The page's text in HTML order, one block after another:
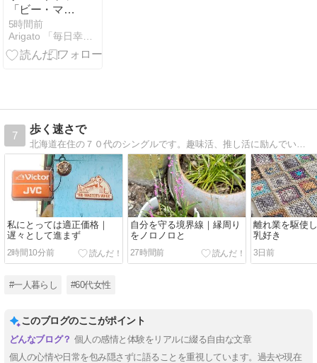
「ビー・マ
イ・ベイビ
ー」Be My
Baby, The
5時間前
Arigato 「毎日幸せを感じる」懐かしい曲、思い出、終活
7
歩く速さで
北海道在住の７０代のシングルです。趣味活、推し活に励んでいます。
私にとっては適正価格｜
遅々として進まず
2時間10分前
自分を守る境界線｜縁周り
をノロノロと
27時間前
離れ業を駆使
乳好き
3日前
#一人暮らし #60代女性
このブログのここがポイント
個人の感情と体験をリアルに綴る自由な文章
個人の心情や日常を包み隠さずに語ることを重視しています。過去や現在